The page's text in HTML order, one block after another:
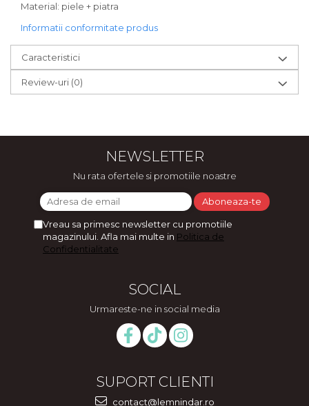
Material: piele + piatra
Informatii conformitate produs
Caracteristici
Review-uri (0)
NEWSLETTER
Nu rata ofertele si promotiile noastre
Vreau sa primesc newsletter cu promotiile
magazinului. Afla mai multe in Politica de
Confidentialitate
SOCIAL
Urmareste-ne in social media
SUPORT CLIENTI
contact@lemnindar.ro